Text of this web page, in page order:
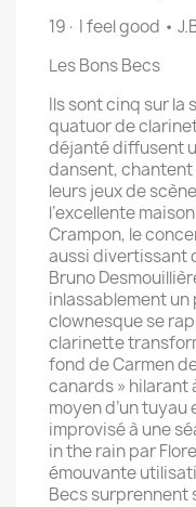
19· I feel good •
Les Bons Becs
Ils sont cinq sur la
quatuor de
déjanté diffusent
dansent,
leurs jeux de
l’excellente
Crampon, le
aussi divertissant
Bruno
inlassablement
clownesque se
clarinette
fond de Carmen
canards » hilarant
moyen d’un
improvisé à une
in the rain par
émouvante
Becs surprennent